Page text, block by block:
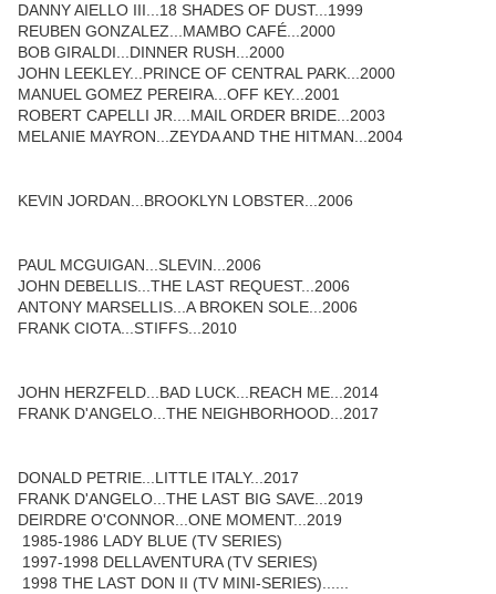
DANNY AIELLO III...18 SHADES OF DUST...1999
REUBEN GONZALEZ...MAMBO CAFÉ...2000
BOB GIRALDI...DINNER RUSH...2000
JOHN LEEKLEY...PRINCE OF CENTRAL PARK...2000
MANUEL GOMEZ PEREIRA...OFF KEY...2001
ROBERT CAPELLI JR....MAIL ORDER BRIDE...2003
MELANIE MAYRON...ZEYDA AND THE HITMAN...2004
KEVIN JORDAN...BROOKLYN LOBSTER...2006
PAUL MCGUIGAN...SLEVIN...2006
JOHN DEBELLIS...THE LAST REQUEST...2006
ANTONY MARSELLIS...A BROKEN SOLE...2006
FRANK CIOTA...STIFFS...2010
JOHN HERZFELD...BAD LUCK...REACH ME...2014
FRANK D'ANGELO...THE NEIGHBORHOOD...2017
DONALD PETRIE...LITTLE ITALY...2017
FRANK D'ANGELO...THE LAST BIG SAVE...2019
DEIRDRE O'CONNOR...ONE MOMENT...2019
1985-1986 LADY BLUE (TV SERIES)
1997-1998 DELLAVENTURA (TV SERIES)
1998 THE LAST DON II (TV MINI-SERIES)......